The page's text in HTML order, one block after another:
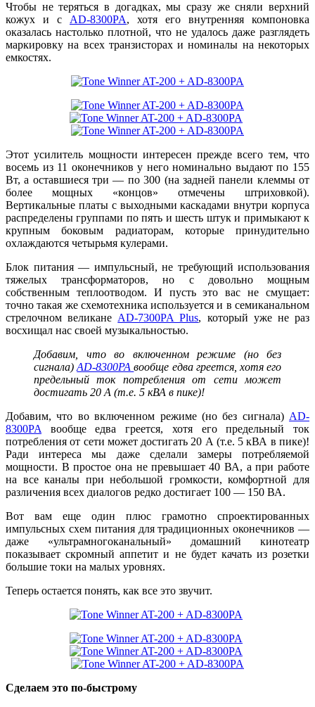
Чтобы не теряться в догадках, мы сразу же сняли верхний
кожух и с AD-8300PA, хотя его внутренняя компоновка
оказалась настолько плотной, что не удалось даже разглядеть
маркировку на всех транзисторах и номиналы на некоторых
емкостях.
Этот усилитель мощности интересен прежде всего тем, что
восемь из 11 оконечников у него номинально выдают по 155
Вт, а оставшиеся три — по 300 (на задней панели клеммы от
более мощных «концов» отмечены штриховкой).
Вертикальные платы с выходными каскадами внутри корпуса
распределены группами по пять и шесть штук и примыкают к
крупным боковым радиаторам, которые принудительно
охлаждаются четырьмя кулерами.
Блок питания — импульсный, не требующий использования
тяжелых трансформаторов, но с довольно мощным
собственным теплоотводом. И пусть это вас не смущает:
точно такая же схемотехника используется и в семиканальном
стрелочном великанеAD-7300PA Plus, который уже не раз
восхищал нас своей музыкальностью.
Добавим, что во включенном режиме (но без
сигнала)AD-8300PAвообще едва греется, хотя его
предельный ток потребления от сети может
достигать 20 А (т.е. 5 кВА в пике)!
Добавим, что во включенном режиме (но без сигнала) AD-
8300PAвообще едва греется, хотя его предельный ток
потребления от сети может достигать 20 А (т.е. 5 кВА в пике)!
Ради интереса мы даже сделали замеры потребляемой
мощности. В простое она не превышает 40 ВА, а при работе
на все каналы при небольшой громкости, комфортной для
различения всех диалогов редко достигает 100 — 150 ВА.
Вот вам еще один плюс грамотно спроектированных
импульсных схем питания для традиционных оконечников —
даже «ультрамногоканальный» домашний кинотеатр
показывает скромный аппетит и не будет качать из розетки
большие токи на малых уровнях.
Теперь остается понять, как все это звучит.
Сделаем это по-быстрому